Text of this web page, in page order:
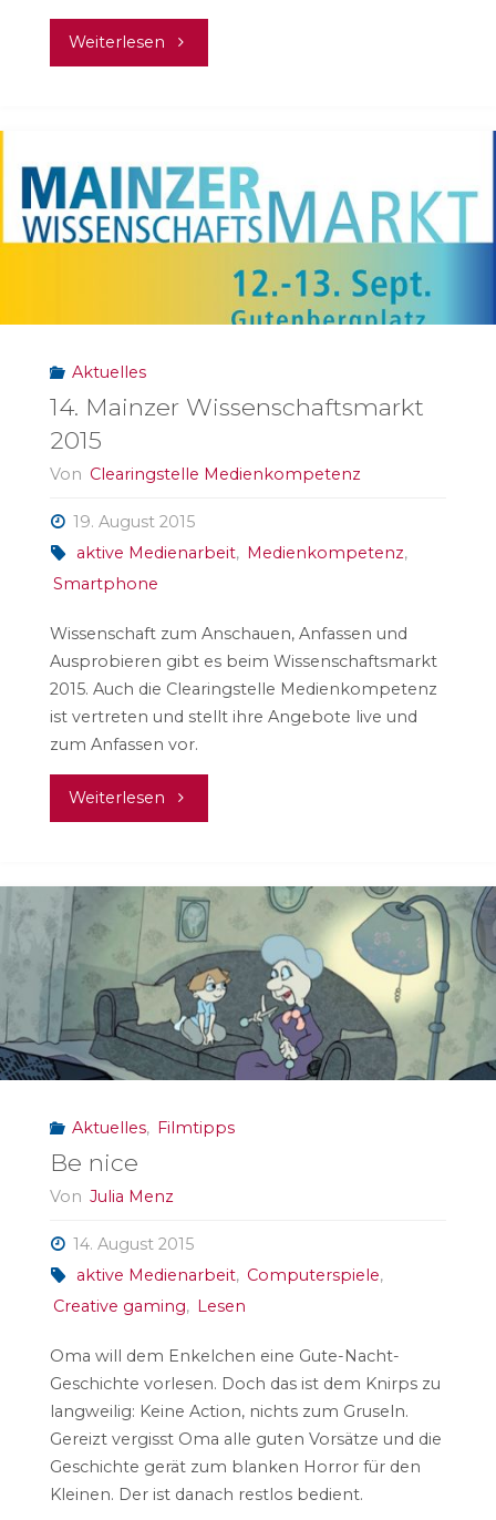
Weiterlesen "MDG
Aktuelles
14. Mainzer Wissenschaftsmarkt
2015
Von Clearingstelle Medienkompetenz
19. August 2015
aktive Medienarbeit, Medienkompetenz,
Smartphone
Wissenschaft zum Anschauen, Anfassen und
Ausprobieren gibt es beim Wissenschaftsmarkt
2015. Auch die Clearingstelle Medienkompetenz
ist vertreten und stellt ihre Angebote live und
zum Anfassen vor.
Weiterlesen "14.
Wissenschaftsmarkt
2015"
Aktuelles, Filmtipps
Be nice
Von Julia Menz
14. August 2015
aktive Medienarbeit, Computerspiele,
Creative gaming, Lesen
Oma will dem Enkelchen eine Gute-Nacht-
Geschichte vorlesen. Doch das ist dem Knirps zu
langweilig: Keine Action, nichts zum Gruseln.
Gereizt vergisst Oma alle guten Vorsätze und die
Geschichte gerät zum blanken Horror für den
Kleinen. Der ist danach restlos bedient.